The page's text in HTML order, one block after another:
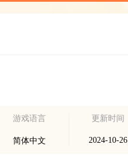
游戏语言
简体中文
更新时间
2024-10-26